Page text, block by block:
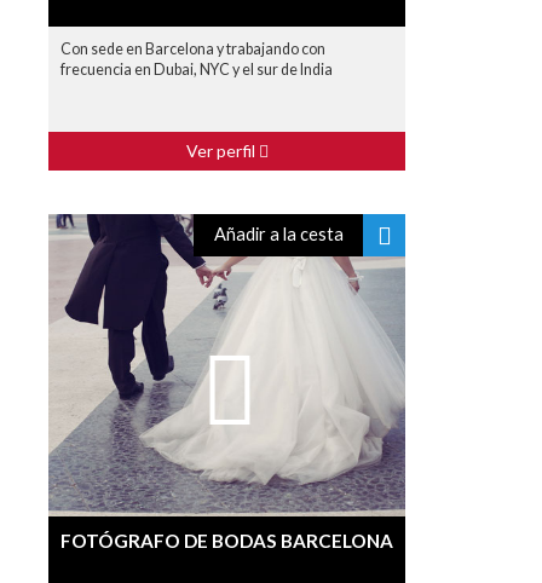
Con sede en Barcelona y trabajando con
frecuencia en Dubai, NYC y el sur de India
Ver perfil
Añadir a la cesta
FOTÓGRAFO DE BODAS BARCELONA